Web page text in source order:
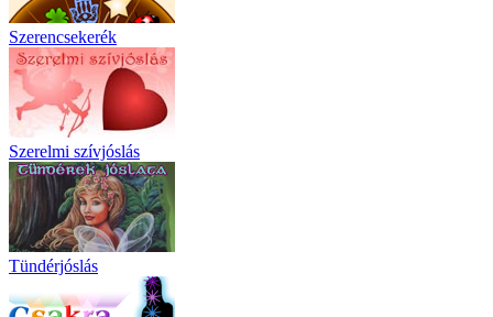
Szerencsekerék
Szerelmi szívjóslás
Tündérjóslás